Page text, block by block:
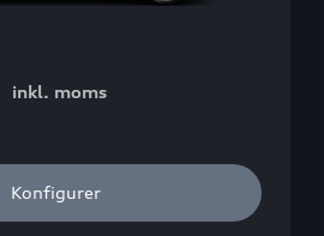
inkl. moms
Konfigurer